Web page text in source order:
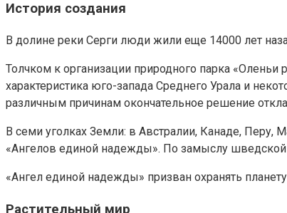
История создания
В долине реки Серги люди жили еще 14000 лет
Толчком к организации природного парка
характеристика юго-запада Среднего Урала и
различным причинам окончательное решение
В семи уголках Земли: в Австралии, Канаде, Перу,
«Ангелов единой надежды». По замыслу
«Ангел единой надежды» призван охранять
Растительный мир